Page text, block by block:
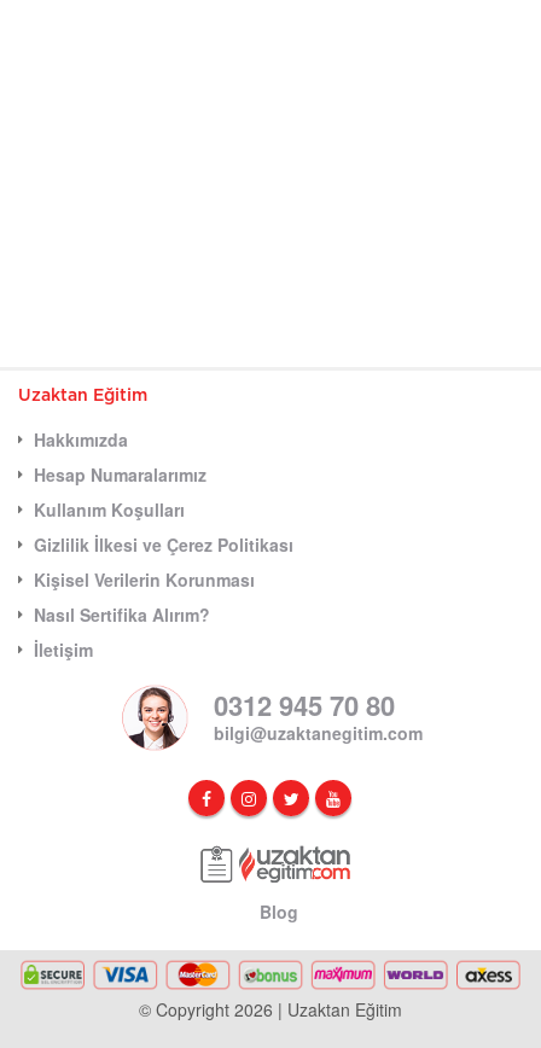
Uzaktan Eğitim
Hakkımızda
Hesap Numaralarımız
Kullanım Koşulları
Gizlilik İlkesi ve Çerez Politikası
Kişisel Verilerin Korunması
Nasıl Sertifika Alırım?
İletişim
0312 945 70 80
bilgi@uzaktanegitim.com
Blog
© Copyright 2026 | Uzaktan Eğitim